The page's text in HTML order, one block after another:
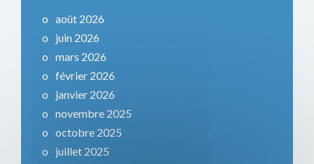
août 2026
juin 2026
mars 2026
février 2026
janvier 2026
novembre 2025
octobre 2025
juillet 2025